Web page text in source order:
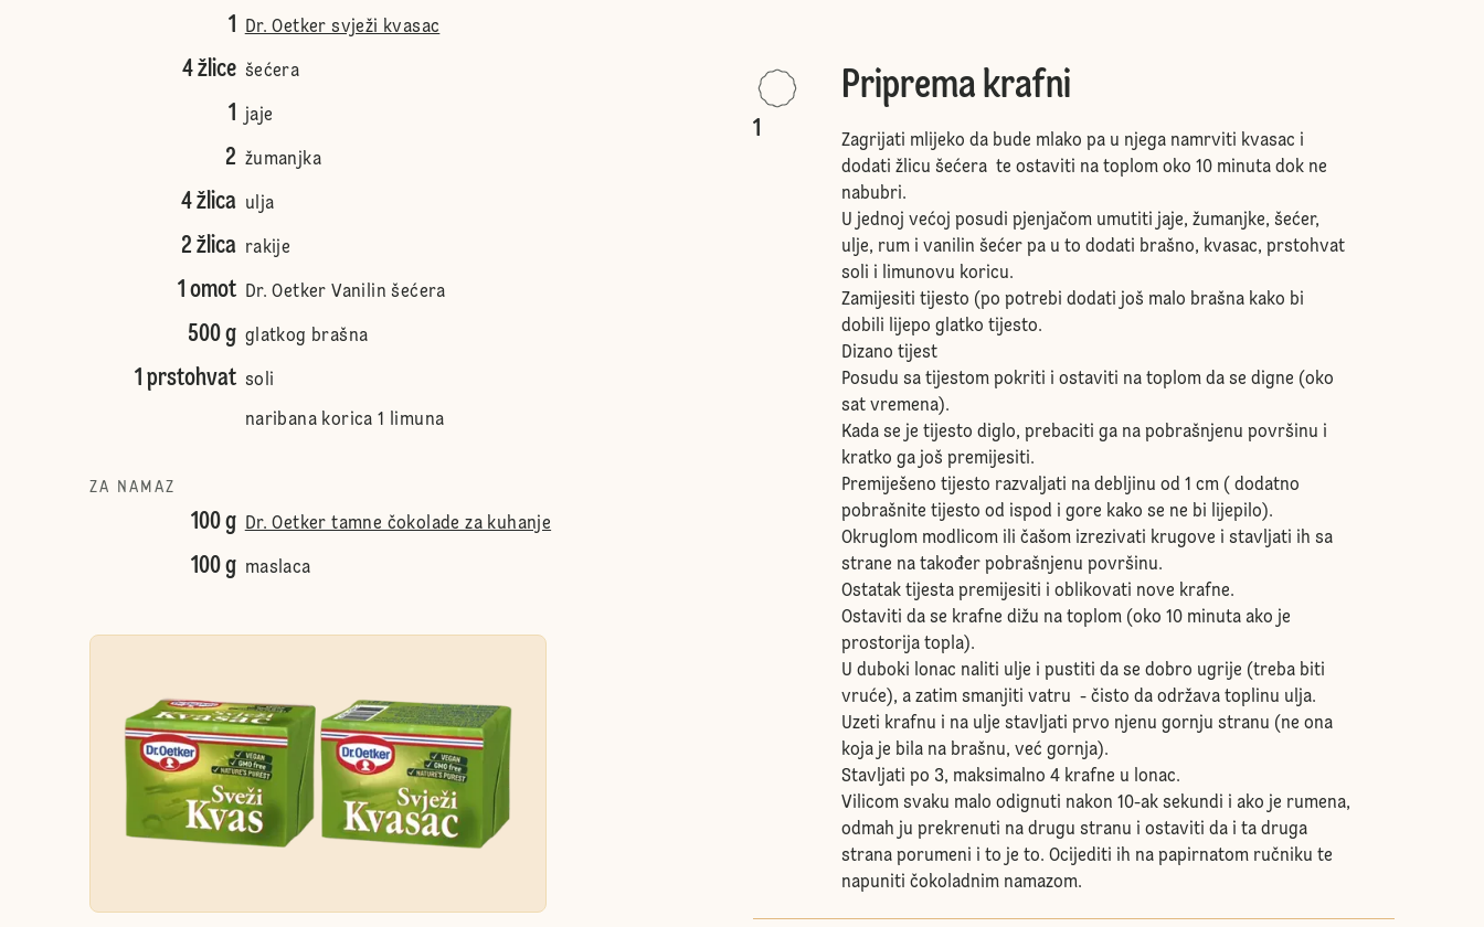
1 Dr. Oetker svježi kvasac
4 žlice šećera
1 jaje
2 žumanjka
4 žlica ulja
2 žlica rakije
1 omot Dr. Oetker Vanilin šećera
500 g glatkog brašna
1 prstohvat soli
naribana korica 1 limuna
ZA NAMAZ
100 g Dr. Oetker tamne čokolade za kuhanje
100 g maslaca
1
Priprema krafni
Zagrijati mlijeko da bude mlako pa u njega namrviti kvasac i
dodati žlicu šećera te ostaviti na toplom oko 10 minuta dok ne
nabubri.
U jednoj većoj posudi pjenjačom umutiti jaje, žumanjke, šećer,
ulje, rum i vanilin šećer pa u to dodati brašno, kvasac, prstohvat
soli i limunovu koricu.
Zamijesiti tijesto (po potrebi dodati još malo brašna kako bi
dobili lijepo glatko tijesto.
Dizano tijest
Posudu sa tijestom pokriti i ostaviti na toplom da se digne (oko
sat vremena).
Kada se je tijesto diglo, prebaciti ga na pobrašnjenu površinu i
kratko ga još premijesiti.
Premiješeno tijesto razvaljati na debljinu od 1 cm ( dodatno
pobrašnite tijesto od ispod i gore kako se ne bi lijepilo).
Okruglom modlicom ili čašom izrezivati krugove i stavljati ih sa
strane na također pobrašnjenu površinu.
Ostatak tijesta premijesiti i oblikovati nove krafne.
Ostaviti da se krafne dižu na toplom (oko 10 minuta ako je
prostorija topla).
U duboki lonac naliti ulje i pustiti da se dobro ugrije (treba biti
vruće), a zatim smanjiti vatru - čisto da održava toplinu ulja.
Uzeti krafnu i na ulje stavljati prvo njenu gornju stranu (ne ona
koja je bila na brašnu, već gornja).
Stavljati po 3, maksimalno 4 krafne u lonac.
Vilicom svaku malo odignuti nakon 10-ak sekundi i ako je rumena,
odmah ju prekrenuti na drugu stranu i ostaviti da i ta druga
strana porumeni i to je to. Ocijediti ih na papirnatom ručniku te
napuniti čokoladnim namazom.